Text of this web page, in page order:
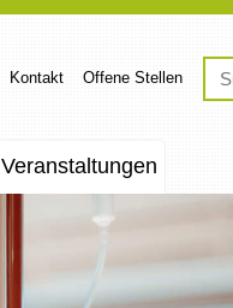
Kontakt Offene Stellen
Veranstaltungen